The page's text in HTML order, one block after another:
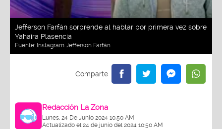
Jefferson Farfán sorprende al hablar por primera vez sobre
Yahaira Plasencia
Fuente: Instagram Jefferson Farfán
Redacción La Zona
Lunes, 24 De Junio 2024 10:50 AM
Actualizado el 24 de junio del 2024 10:50 AM